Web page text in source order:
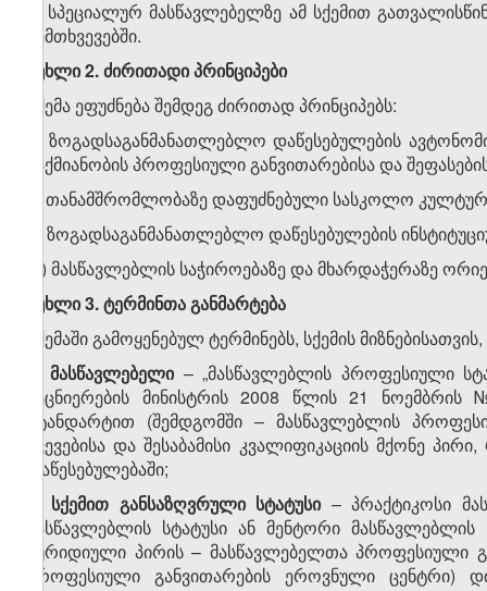
6. სპეციალურ მასწავლებელზე ამ სქემით
შემთხვევებში.
მუხლი 2. ძირითადი პრინციპები
სქემა ეფუძნება შემდეგ ძირითად პრინციპებს:
ა) ზოგადსაგანმანათლებლო დაწესებულების
საქმიანობის პროფესიული განვითარებისა და
ბ) თანამშრომლობაზე დაფუძნებული სასკოლო
გ) ზოგადსაგანმანათლებლო დაწესებულების
დ) მასწავლებლის საჭიროებაზე და მხარდაჭერაზე
მუხლი 3. ტერმინთაგანმარტება
სქემაში გამოყენებულ ტერმინებს, სქემის
)მასწავლებელი– „მასწავლებლის პროფესიული
მეცნიერების მინისტრის 2008 წლის 21
სტანდარტით (შემდგომში – მასწავლებლის
ჩვევებისა და შესაბამისი კვალიფიკაციის მქონე
დაწესებულებაში;
სქემით განსაზღვრული სტატუსი – პრაქტიკოსი
მასწავლებლის სტატუსი ან მენტორი
იურიდიული პირის – მასწავლებელთა პროფესიული
პროფესიული განვითარების ეროვნული ცენტრი)